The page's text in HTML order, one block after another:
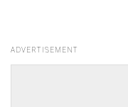
ADVERTISEMENT